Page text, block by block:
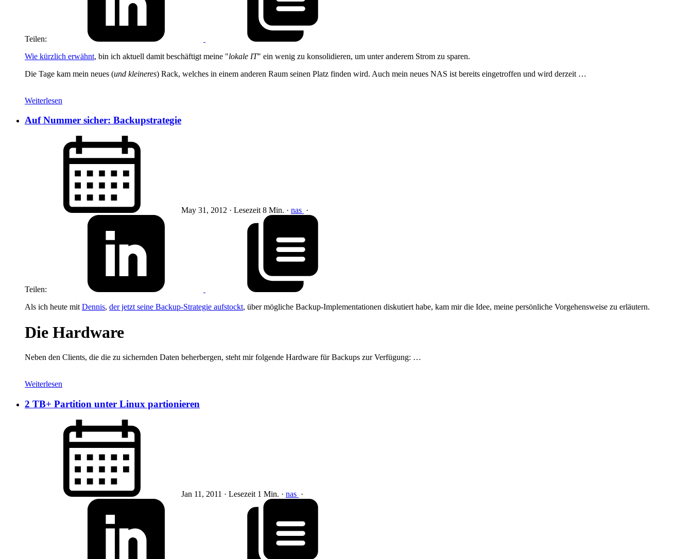
Teilen:
Wie kürzlich erwähnt, bin ich aktuell damit beschäftigt meine "lokale IT" ein wenig zu konsolidieren, um unter anderem Strom zu sparen.
Die Tage kam mein neues (und kleineres) Rack, welches in einem anderen Raum seinen Platz finden wird. Auch mein neues NAS ist bereits eingetroffen und wird derzeit …
Weiterlesen
Auf Nummer sicher: Backupstrategie
May 31, 2012 · Lesezeit 8 Min. · nas ·
Teilen:
Als ich heute mit Dennis, der jetzt seine Backup-Strategie aufstockt, über mögliche Backup-Implementationen diskutiert habe, kam mir die Idee, meine persönliche Vorgehensweise zu erläutern.
Die Hardware
Neben den Clients, die die zu sichernden Daten beherbergen, steht mir folgende Hardware für Backups zur Verfügung: …
Weiterlesen
2 TB+ Partition unter Linux partionieren
Jan 11, 2011 · Lesezeit 1 Min. · nas ·